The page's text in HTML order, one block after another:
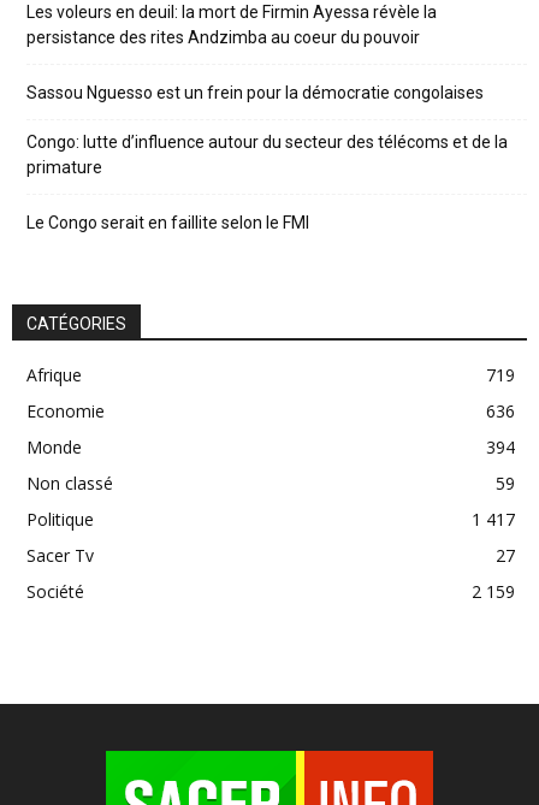
Les voleurs en deuil: la mort de Firmin Ayessa révèle la
persistance des rites Andzimba au coeur du pouvoir
Sassou Nguesso est un frein pour la démocratie congolaises
Congo: lutte d’influence autour du secteur des télécoms et de la
primature
Le Congo serait en faillite selon le FMI
CATÉGORIES
Afrique
719
Economie
636
Monde
394
Non classé
59
Politique
1 417
Sacer Tv
27
Société
2 159